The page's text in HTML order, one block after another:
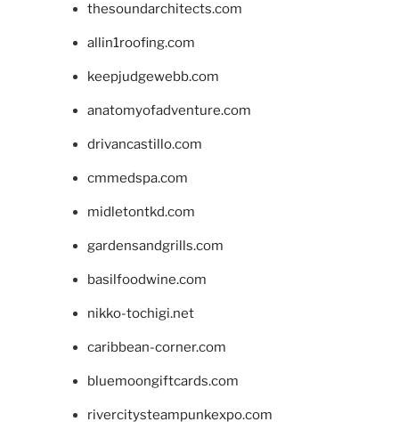
thesoundarchitects.com
allin1roofing.com
keepjudgewebb.com
anatomyofadventure.com
drivancastillo.com
cmmedspa.com
midletontkd.com
gardensandgrills.com
basilfoodwine.com
nikko-tochigi.net
caribbean-corner.com
bluemoongiftcards.com
rivercitysteampunkexpo.com